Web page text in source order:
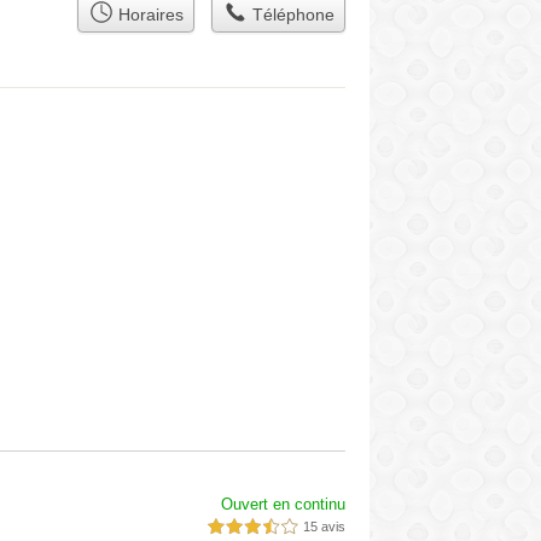
Horaires Téléphone
Ouvert en continu
3,5 étoiles sur 5 15 avis